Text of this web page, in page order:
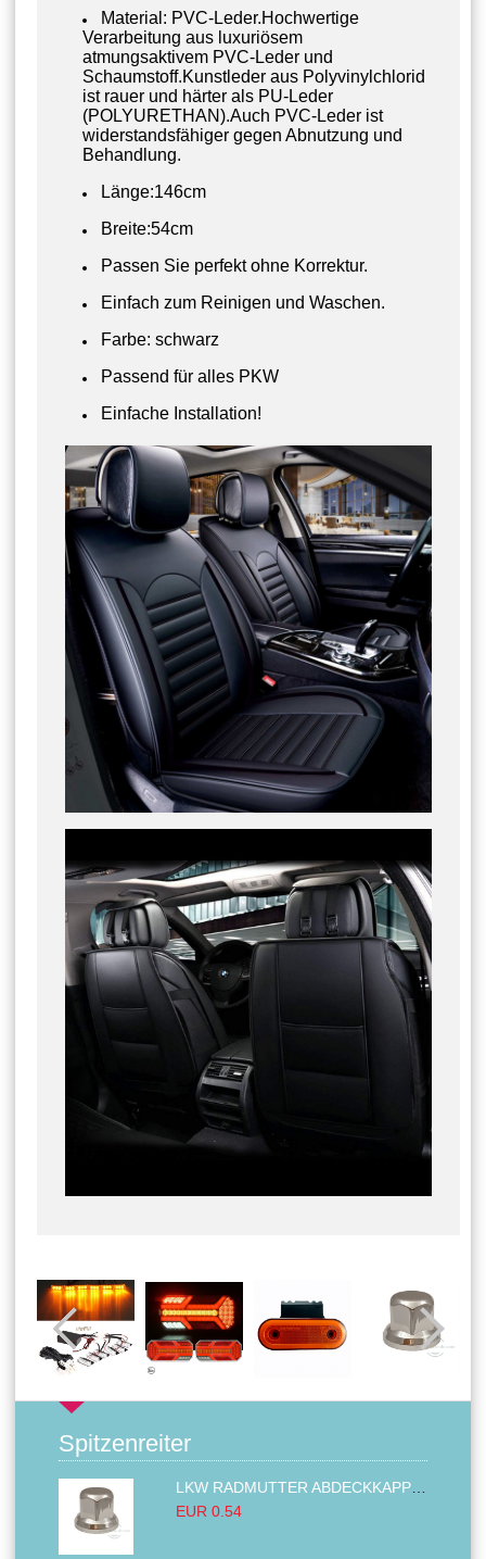
Material: PVC-Leder.Hochwertige
Verarbeitung aus luxuriösem
atmungsaktivem PVC-Leder und
Schaumstoff.Kunstleder aus Polyvinylchlorid
ist rauer und härter als PU-Leder
(POLYURETHAN).Auch PVC-Leder ist
widerstandsfähiger gegen Abnutzung und
Behandlung.
Länge:146cm
Breite:54cm
Passen Sie perfekt ohne Korrektur.
Einfach zum Reinigen und Waschen.
Farbe: schwarz
Passend für alles PKW
Einfache Installation!
Spitzenreiter
EUR 0.54